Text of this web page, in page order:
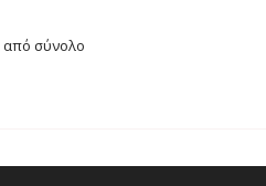
από σύνολο